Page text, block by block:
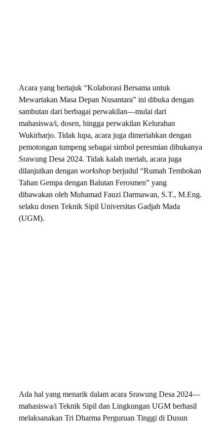
Acara yang bertajuk “Kolaborasi Bersama untuk
Mewartakan Masa Depan Nusantara” ini dibuka dengan
sambutan dari berbagai perwakilan—mulai dari
mahasiswa/i, dosen, hingga perwakilan Kelurahan
Wukirharjo. Tidak lupa, acara juga dimeriahkan dengan
pemotongan tumpeng sebagai simbol peresmian dibukanya
Srawung Desa 2024. Tidak kalah meriah, acara juga
dilanjutkan dengan workshop berjudul “Rumah Tembokan
Tahan Gempa dengan Balutan Ferosmen” yang
dibawakan oleh Muhamad Fauzi Darmawan, S.T., M.Eng.
selaku dosen Teknik Sipil Universitas Gadjah Mada
(UGM).
Ada hal yang menarik dalam acara Srawung Desa 2024—
mahasiswa/i Teknik Sipil dan Lingkungan UGM berhasil
melaksanakan Tri Dharma Perguruan Tinggi di Dusun